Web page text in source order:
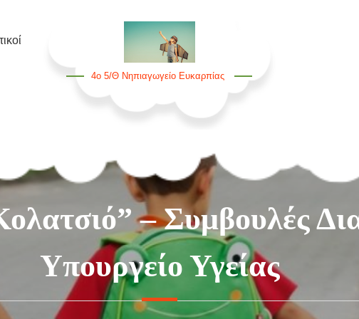
4ο 5/θ Νηπιαγωγείο Ευκαρπίας
– Συμβουλές
Υπουργείο Υγείας